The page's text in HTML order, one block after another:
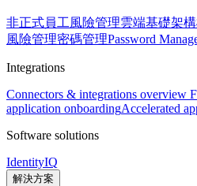
非正式員工風險管理雲端基礎架
風險管理密碼管理Password
Integrations
Connectors & integrations overview
application onboardingAccelerated
Software solutions
IdentityIQ
解決方案